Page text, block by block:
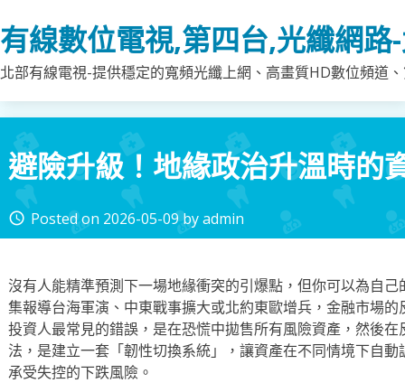
to
content
有線數位電視,第四台,光纖網路
北部有線電視-提供穩定的寬頻光纖上網、高畫質HD數位頻道
避險升級！地緣政治升溫時的
access_time Posted on 2026-05-09byadmin
沒有人能精準預測下一場地緣衝突的引爆點，但你可以為自
集報導台海軍演、中東戰事擴大或北約東歐增兵，金融市場
投資人最常見的錯誤，是在恐慌中拋售所有風險資產，然後
法，是建立一套「韌性切換系統」，讓資產在不同情境下自
承受失控的下跌風險。